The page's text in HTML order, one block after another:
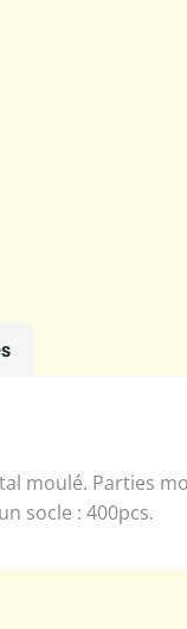
moulé. Parties
socle : 400pcs.